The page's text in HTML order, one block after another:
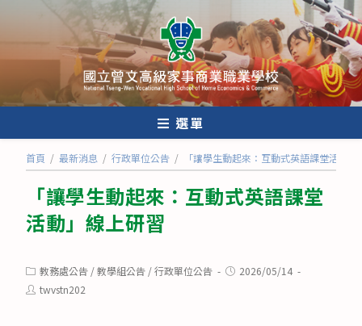
內
選單
首頁 / 最新消息 / 行政單位公告 / 「讓學生動起來：互動式英語課堂活動
「讓學生動起來：互動式英語課堂
活動」線上研習
Post
category:
教務處公告 /教學組公告 /行政單位公告
Post2026/05/14
Posttwvstn202